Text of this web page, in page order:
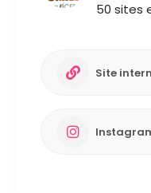
50 sites
Site